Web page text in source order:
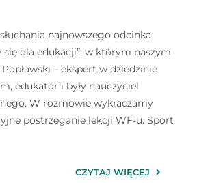
najnowszego odcinka
się dla edukacji”, w którym naszym
– ekspert w dziedzinie
edukator i były nauczyciel
W rozmowie wykraczamy
postrzeganie lekcji WF-u. Sport
CZYTAJ WIĘCEJ